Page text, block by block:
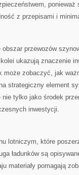
ponieważ
z przepisami i
przewozów
ukazują znaczenie
zobaczyć, jak
strategiczny element
nie tylko jako środek
inwestycji.
lotniczym, które
ładunków są
materiały pomagają